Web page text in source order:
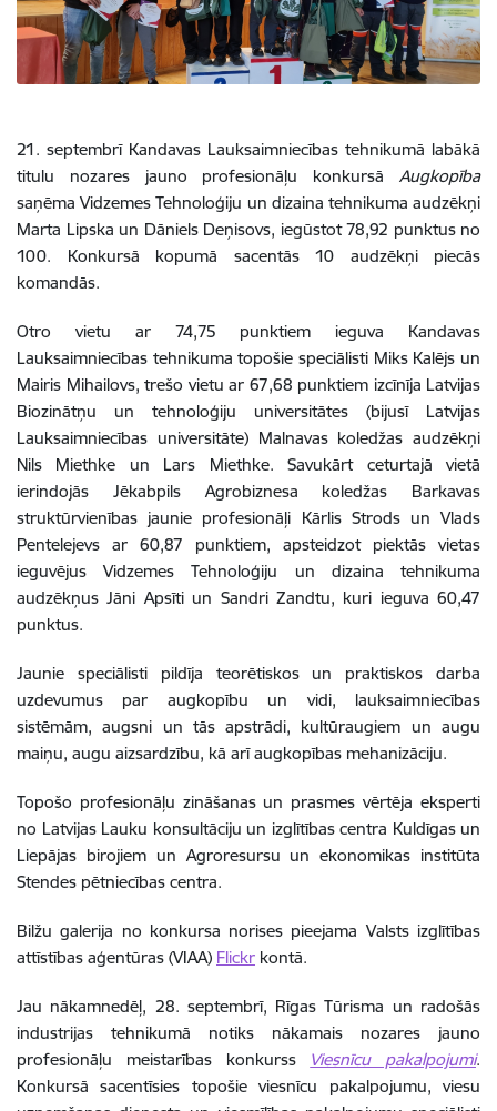
21. septembrī Kandavas Lauksaimniecības tehnikumā labākā
titulu nozares jauno profesionāļu konkursā Augkopība
saņēma Vidzemes Tehnoloģiju un dizaina tehnikuma audzēkņi
Marta Lipska un Dāniels Deņisovs, iegūstot 78,92 punktus no
100. Konkursā kopumā sacentās 10 audzēkņi piecās
komandās.
Otro vietu ar 74,75 punktiem ieguva Kandavas
Lauksaimniecības tehnikuma topošie speciālisti Miks Kalējs un
Mairis Mihailovs, trešo vietu ar 67,68 punktiem izcīnīja Latvijas
Biozinātņu un tehnoloģiju universitātes (bijusī Latvijas
Lauksaimniecības universitāte) Malnavas koledžas audzēkņi
Nils Miethke un Lars Miethke. Savukārt ceturtajā vietā
ierindojās Jēkabpils Agrobiznesa koledžas Barkavas
struktūrvienības jaunie profesionāļi Kārlis Strods un Vlads
Pentelejevs ar 60,87 punktiem, apsteidzot piektās vietas
ieguvējus Vidzemes Tehnoloģiju un dizaina tehnikuma
audzēkņus Jāni Apsīti un Sandri Zandtu, kuri ieguva 60,47
punktus.
Jaunie speciālisti pildīja teorētiskos un praktiskos darba
uzdevumus par augkopību un vidi, lauksaimniecības
sistēmām, augsni un tās apstrādi, kultūraugiem un augu
maiņu, augu aizsardzību, kā arī augkopības mehanizāciju.
Topošo profesionāļu zināšanas un prasmes vērtēja eksperti
no Latvijas Lauku konsultāciju un izglītības centra Kuldīgas un
Liepājas birojiem un Agroresursu un ekonomikas institūta
Stendes pētniecības centra.
Bilžu galerija no konkursa norises pieejama Valsts izglītības
attīstības aģentūras (VIAA) Flickr kontā.
Jau nākamnedēļ, 28. septembrī, Rīgas Tūrisma un radošās
industrijas tehnikumā notiks nākamais nozares jauno
profesionāļu meistarības konkurss Viesnīcu pakalpojumi.
Konkursā sacentīsies topošie viesnīcu pakalpojumu, viesu